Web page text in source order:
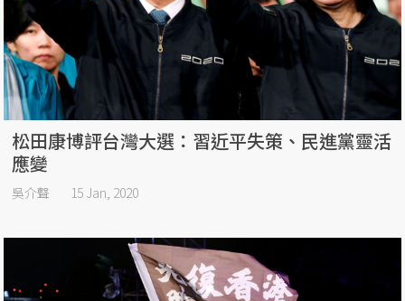
松田康博評台灣大選：習近平失策、民進黨靈活
應變
吳介聲 15 Jan, 2020